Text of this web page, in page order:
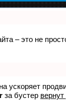
– это не
ускоряет
за бустер